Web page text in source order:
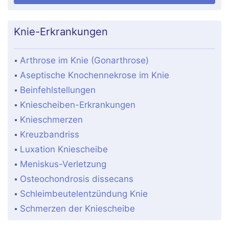
Knie-Erkrankungen
Arthrose im Knie (Gonarthrose)
Aseptische Knochennekrose im Knie
Beinfehlstellungen
Kniescheiben-Erkrankungen
Knieschmerzen
Kreuzbandriss
Luxation Kniescheibe
Meniskus-Verletzung
Osteochondrosis dissecans
Schleimbeutelentzündung Knie
Schmerzen der Kniescheibe